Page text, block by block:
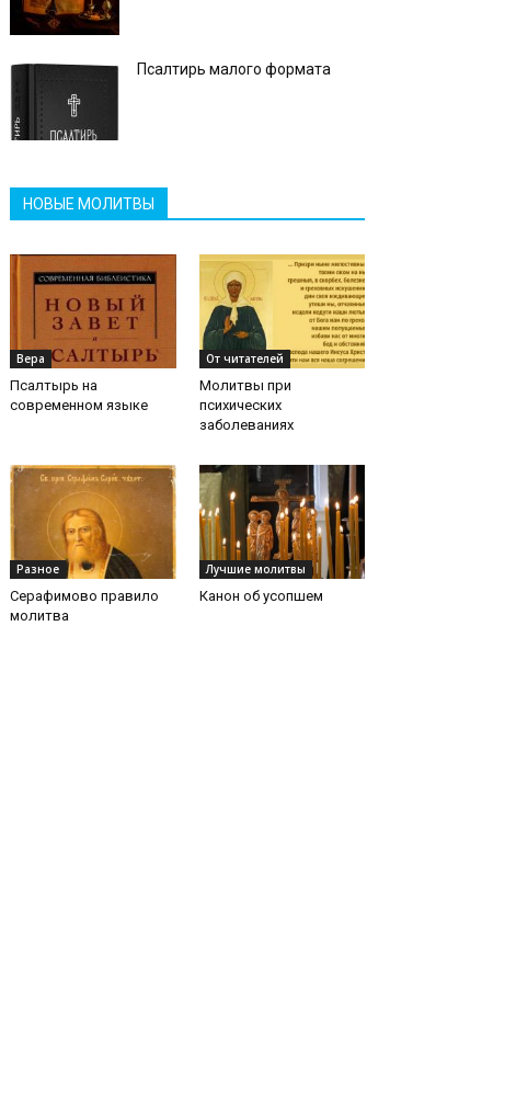
Псалтирь малого формата
НОВЫЕ МОЛИТВЫ
Вера
Псалтырь на
современном языке
От читателей
Молитвы при
психических
заболеваниях
Разное
Серафимово правило
молитва
Лучшие молитвы
Канон об усопшем